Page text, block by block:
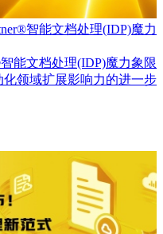
智能文档处理(IDP)魔力
能文档处理(IDP)魔力象限
领域扩展影响力的进一步